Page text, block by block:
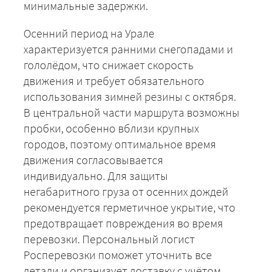
минимальные задержки.
Осенний период на Урале
характеризуется ранними снегопадами и
гололёдом, что снижает скорость
движения и требует обязательного
использования зимней резины с октября.
В центральной части маршрута возможны
пробки, особенно вблизи крупных
городов, поэтому оптимальное время
движения согласовывается
индивидуально. Для защиты
негабаритного груза от осенних дождей
рекомендуется герметичное укрытие, что
предотвращает повреждения во время
перевозки. Персональный логист
Росперевозки поможет уточнить все
ЗАКАЗАТЬ